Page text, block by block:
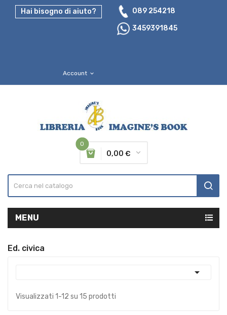
Hai bisogno di aiuto?
089 254218
3459391845
Account expand_more
0
0,00 €
MENU
Ed. civica

Visualizzati 1-12 su 15 prodotti